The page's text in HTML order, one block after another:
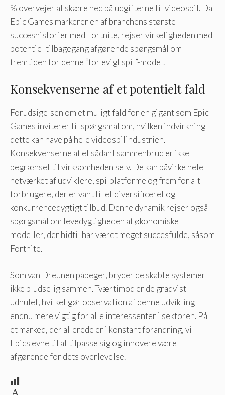
% overvejer at skære ned på udgifterne til videospil. Da
Epic Games markerer en af ​​branchens største
succeshistorier med Fortnite, rejser virkeligheden med
potentiel tilbagegang afgørende spørgsmål om
fremtiden for denne “for evigt spil”-model.
Konsekvenserne af et potentielt fald
Forudsigelsen om et muligt fald for en gigant som Epic
Games inviterer til spørgsmål om, hvilken indvirkning
dette kan have på hele videospilindustrien.
Konsekvenserne af et sådant sammenbrud er ikke
begrænset til virksomheden selv. De kan påvirke hele
netværket af udviklere, spilplatforme og frem for alt
forbrugere, der er vant til et diversificeret og
konkurrencedygtigt tilbud. Denne dynamik rejser også
spørgsmål om levedygtigheden af ​​økonomiske
modeller, der hidtil har været meget succesfulde, såsom
Fortnite.
Som van Dreunen påpeger, bryder de skabte systemer
ikke pludselig sammen. Tværtimod er de gradvist
udhulet, hvilket gør observation af denne udvikling
endnu mere vigtig for alle interessenter i sektoren. På
et marked, der allerede er i konstant forandring, vil
Epics evne til at tilpasse sig og innovere være
afgørende for dets overlevelse.
A